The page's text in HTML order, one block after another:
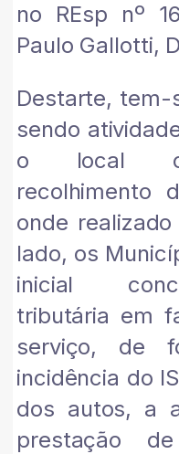
no REsp nº
Paulo Gallotti,
Destarte, tem-
sendo
o local
recolhimento
onde
lado, os
inicial
tributária em
serviço, de
incidência do
dos autos, a
prestação